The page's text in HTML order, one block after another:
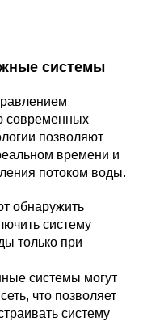
системы
современных
позволяют
времени и
потоком воды.
обнаружить
систему
только при
системы могут
что позволяет
систему